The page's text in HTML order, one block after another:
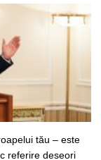
tău – este
referire deseori